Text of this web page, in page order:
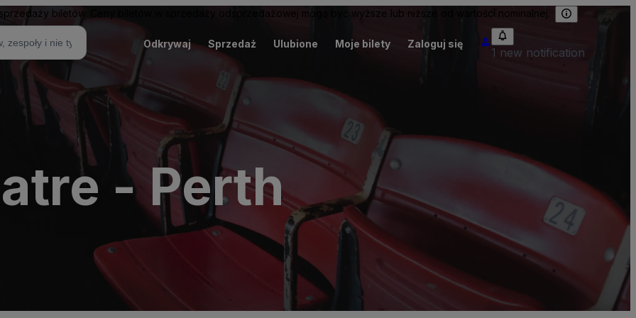
biletów. Ceny biletów w sprzedaży odsprzedażowej mogą być wyższe lub niższe od wartości nominalnej.
Odkrywaj Sprzedaż Ulubione Moje bilety Zaloguj się
1 new notification
- Perth